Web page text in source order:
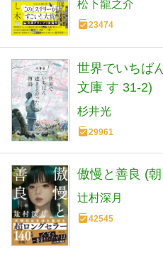
松下龍之介
23474
世界でいちば
文庫 す 31-2)
杉井光
29961
傲慢と善良 (
辻村深月
42545